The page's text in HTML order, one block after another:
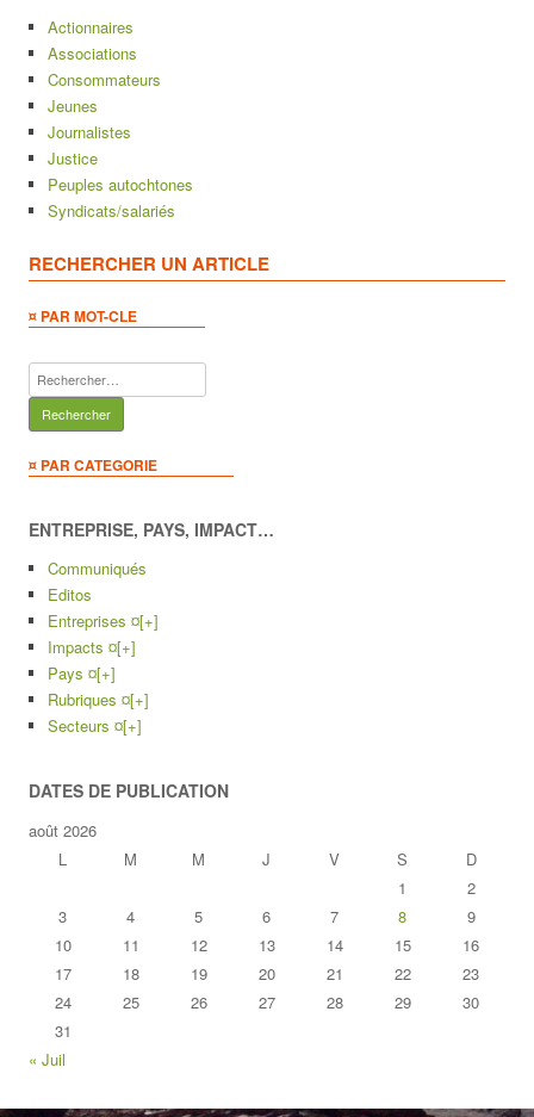
Actionnaires
Associations
Consommateurs
Jeunes
Journalistes
Justice
Peuples autochtones
Syndicats/salariés
RECHERCHER UN ARTICLE
¤ PAR MOT-CLE
Rechercher :
¤ PAR CATEGORIE
ENTREPRISE, PAYS, IMPACT…
Communiqués
Editos
Entreprises ¤[+]
Impacts ¤[+]
Pays ¤[+]
Rubriques ¤[+]
Secteurs ¤[+]
DATES DE PUBLICATION
août 2026
L
M M J V S
D
1
2
3
4 5 6 7 8
9
10
11 12 13 14 15
16
17
18 19 20 21 22
23
24
25 26 27 28 29
30
31
« Juil